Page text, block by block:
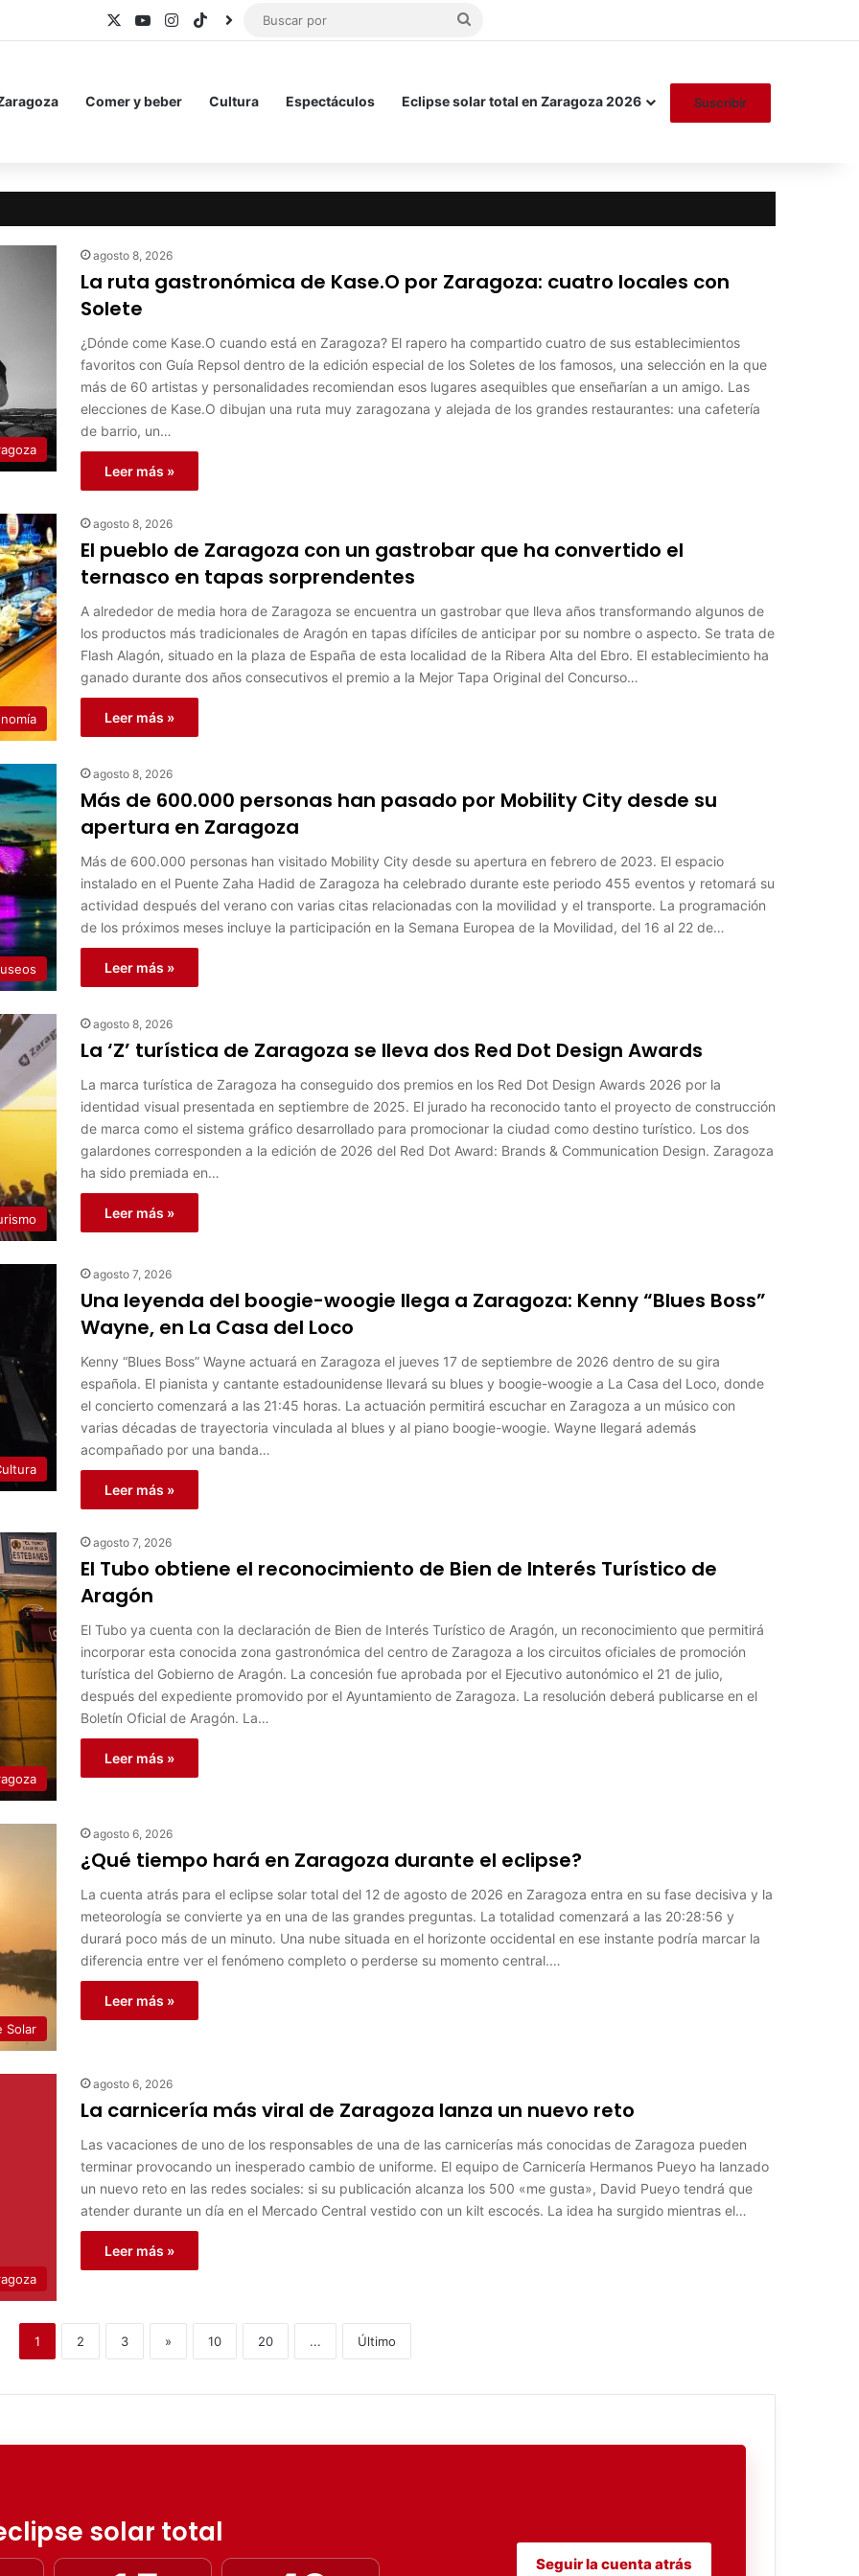
YouTubeInstagram
TikTokBlueSky
Buscar
Comer y beber Cultura Espectáculos Eclipse solar total en Zaragoza 2026 Suscribir
agosto 8, 2026
La ruta gastronómica de Kase.O por Zaragoza: cuatro locales con
Solete
¿Dónde come Kase.O cuando está en Zaragoza? El rapero ha compartido cuatro de sus establecimientos
favoritos con Guía Repsol dentro de la edición especial de los Soletes de los famosos, una selección en la que
más de 60 artistas y personalidades recomiendan esos lugares asequibles que enseñarían a un amigo. Las
elecciones de Kase.O dibujan una ruta muy zaragozana y alejada de los grandes restaurantes: una cafetería
de barrio, un…
Leer más »
agosto 8, 2026
El pueblo de Zaragoza con un gastrobar que ha convertido el
ternasco en tapas sorprendentes
A alrededor de media hora de Zaragoza se encuentra un gastrobar que lleva años transformando algunos de
los productos más tradicionales de Aragón en tapas difíciles de anticipar por su nombre o aspecto. Se trata de
Flash Alagón, situado en la plaza de España de esta localidad de la Ribera Alta del Ebro. El establecimiento ha
ganado durante dos años consecutivos el premio a la Mejor Tapa Original del Concurso…
Leer más »
agosto 8, 2026
Más de 600.000 personas han pasado por Mobility City desde su
apertura en Zaragoza
Más de 600.000 personas han visitado Mobility City desde su apertura en febrero de 2023. El espacio
instalado en el Puente Zaha Hadid de Zaragoza ha celebrado durante este periodo 455 eventos y retomará su
actividad después del verano con varias citas relacionadas con la movilidad y el transporte. La programación
de los próximos meses incluye la participación en la Semana Europea de la Movilidad, del 16 al 22 de…
Leer más »
agosto 8, 2026
La ‘Z’ turística de Zaragoza se lleva dos Red Dot Design Awards
La marca turística de Zaragoza ha conseguido dos premios en los Red Dot Design Awards 2026 por la
identidad visual presentada en septiembre de 2025. El jurado ha reconocido tanto el proyecto de construcción
de marca como el sistema gráfico desarrollado para promocionar la ciudad como destino turístico. Los dos
galardones corresponden a la edición de 2026 del Red Dot Award: Brands & Communication Design. Zaragoza
ha sido premiada en…
Leer más »
agosto 7, 2026
Una leyenda del boogie-woogie llega a Zaragoza: Kenny “Blues Boss”
Wayne, en La Casa del Loco
Kenny “Blues Boss” Wayne actuará en Zaragoza el jueves 17 de septiembre de 2026 dentro de su gira
española. El pianista y cantante estadounidense llevará su blues y boogie-woogie a La Casa del Loco, donde
el concierto comenzará a las 21:45 horas. La actuación permitirá escuchar en Zaragoza a un músico con
varias décadas de trayectoria vinculada al blues y al piano boogie-woogie. Wayne llegará además
acompañado por una banda…
Leer más »
agosto 7, 2026
El Tubo obtiene el reconocimiento de Bien de Interés Turístico de
Aragón
El Tubo ya cuenta con la declaración de Bien de Interés Turístico de Aragón, un reconocimiento que permitirá
incorporar esta conocida zona gastronómica del centro de Zaragoza a los circuitos oficiales de promoción
turística del Gobierno de Aragón. La concesión fue aprobada por el Ejecutivo autonómico el 21 de julio,
después del expediente promovido por el Ayuntamiento de Zaragoza. La resolución deberá publicarse en el
Boletín Oficial de Aragón. La…
Leer más »
Solar
agosto 6, 2026
¿Qué tiempo hará en Zaragoza durante el eclipse?
La cuenta atrás para el eclipse solar total del 12 de agosto de 2026 en Zaragoza entra en su fase decisiva y la
meteorología se convierte ya en una de las grandes preguntas. La totalidad comenzará a las 20:28:56 y
durará poco más de un minuto. Una nube situada en el horizonte occidental en ese instante podría marcar la
diferencia entre ver el fenómeno completo o perderse su momento central.…
Leer más »
agosto 6, 2026
La carnicería más viral de Zaragoza lanza un nuevo reto
Las vacaciones de uno de los responsables de una de las carnicerías más conocidas de Zaragoza pueden
terminar provocando un inesperado cambio de uniforme. El equipo de Carnicería Hermanos Pueyo ha lanzado
un nuevo reto en las redes sociales: si su publicación alcanza los 500 «me gusta», David Pueyo tendrá que
atender durante un día en el Mercado Central vestido con un kilt escocés. La idea ha surgido mientras el…
Leer más »
1 2 3 » 10 20 ... Último
solar total
Seguir la cuenta atrás